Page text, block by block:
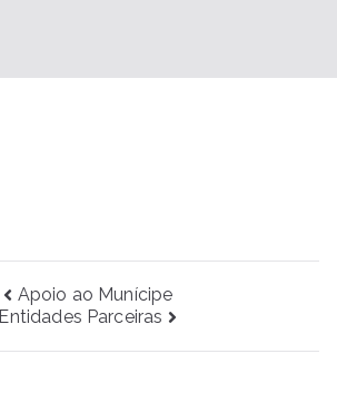
Apoio ao Munícipe
Entidades Parceiras